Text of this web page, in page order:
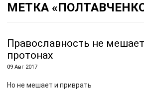
МЕТКА
Православность не
протонах
09 Авг 2017
Но не мешает и приврать